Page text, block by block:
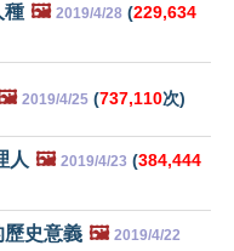
種 🖼️ 2019/4/28 (229,634
2019/4/25 (737,110次)
人 🖼️ 2019/4/23 (384,444
歷史意義 🖼️ 2019/4/22